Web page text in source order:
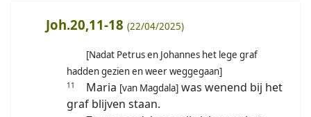
Joh.20,11-18 (22/04/2025)
[Nadat Petrus en Johannes het lege graf
hadden gezien en weer weggegaan]
11 Maria [van Magdala] was wenend bij het
graf blijven staan.